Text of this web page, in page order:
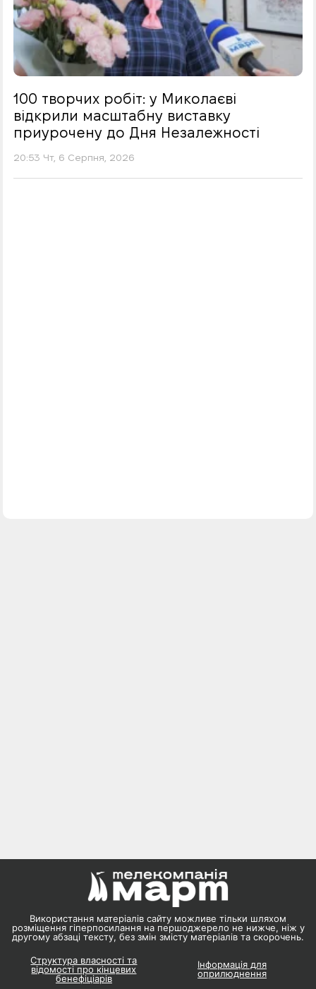
100 творчих робіт: у Миколаєві
відкрили масштабну виставку
приурочену до Дня Незалежності
20:53 Чт, 6 Серпня, 2026
Використання матеріалів сайту можливе тільки шляхом
розміщення гіперпосилання на першоджерело не нижче, ніж у
другому абзаці тексту, без змін змісту матеріалів та скорочень.
Структура власності та
відомості про кінцевих
бенефіціарів
Інформація для
оприлюднення